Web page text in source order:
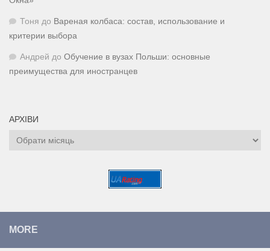
Тоня до Вареная колбаса: состав, использование и
критерии выбора
Андрей до Обучение в вузах Польши: основные
преимущества для иностранцев
АРХІВИ
Архіви
MORE